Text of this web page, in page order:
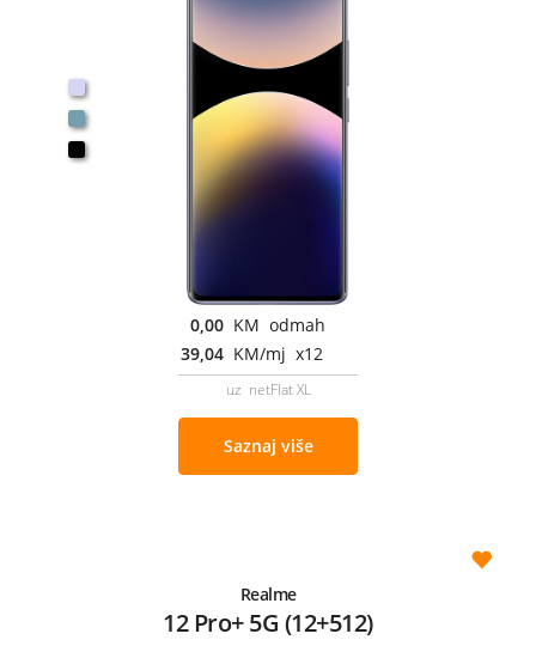
0,00 KM odmah
39,04 KM/mj x12
uz netFlat XL
Saznaj više
Realme
12 Pro+ 5G (12+512)